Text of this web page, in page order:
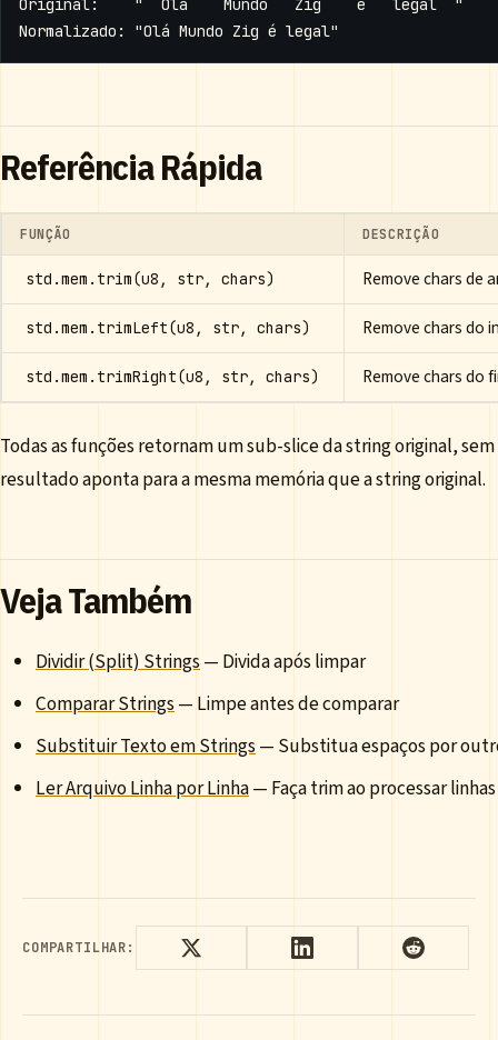
Referência Rápida
FUNÇÃO DESCRIÇÃO
std.mem.trim(u8, str, chars) Remove chars de
std.mem.trimLeft(u8, str, chars) Remove chars do
std.mem.trimRight(u8, str, chars) Remove chars do
Todas as funções retornam um sub-slice da string original,
resultado aponta para a mesma memória que a string original.
Veja Também
Dividir (Split) Strings— Divida após limpar
Comparar Strings— Limpe antes de comparar
Substituir Texto em Strings— Substitua espaços por
Ler Arquivo Linha por Linha— Faça trim ao processar linhas
COMPARTILHAR: